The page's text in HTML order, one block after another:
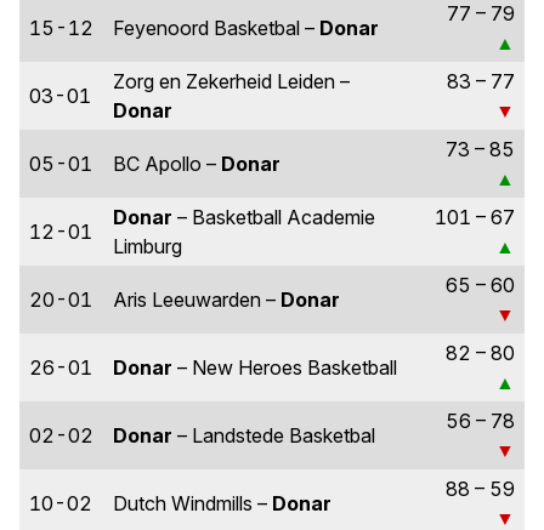
15-12 Feyenoord Basketbal – Donar
77 – 79
03-01
Zorg en Zekerheid Leiden –
Donar
83 – 77
05-01 BC Apollo – Donar
73 – 85
12-01
Donar – Basketball Academie
Limburg
101 – 67
20-01 Aris Leeuwarden – Donar
65 – 60
26-01 Donar – New Heroes Basketball
82 – 80
02-02 Donar – Landstede Basketbal
56 – 78
10-02 Dutch Windmills – Donar
88 – 59